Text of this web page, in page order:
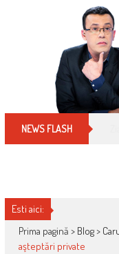
NEWS FLASH
Esti aici:
Prima pagină > Blog>
aşteptări private